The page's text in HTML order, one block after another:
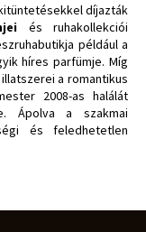
díjazták
és ruhakollekciói
például a
híres parfümje. Míg
a romantikus
2008-as halálát
Ápolva a szakmai
és feledhetetlen